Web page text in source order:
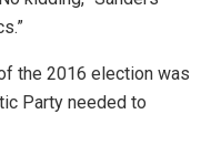
the 2016 election was
Party needed to